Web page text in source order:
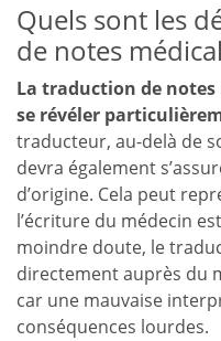
Quels sont les
de notes
La traduction de
se révéler
traducteur, au-delà de
devra également
d’origine. Cela peut
l’écriture du médecin
moindre doute, le
directement auprès du
car une mauvaise
conséquences lourdes.